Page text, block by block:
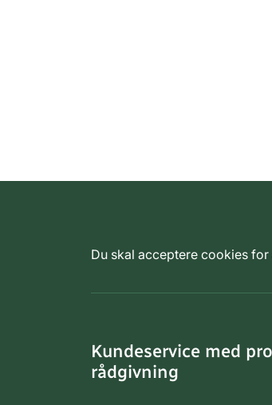
Du skal acceptere cookies
Kundeservice med
rådgivning